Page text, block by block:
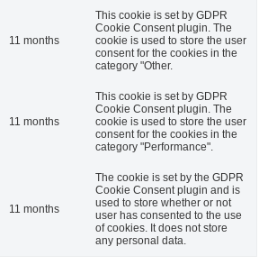
11 months
This cookie is set by GDPR
Cookie Consent plugin. The
cookie is used to store the user
consent for the cookies in the
category "Other.
11 months
This cookie is set by GDPR
Cookie Consent plugin. The
cookie is used to store the user
consent for the cookies in the
category "Performance".
11 months
The cookie is set by the GDPR
Cookie Consent plugin and is
used to store whether or not
user has consented to the use
of cookies. It does not store
any personal data.